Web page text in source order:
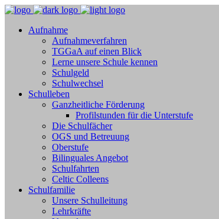
Aufnahme
Aufnahmeverfahren
TGGaA auf einen Blick
Lerne unsere Schule kennen
Schulgeld
Schulwechsel
Schulleben
Ganzheitliche Förderung
Profilstunden für die Unterstufe
Die Schulfächer
OGS und Betreuung
Oberstufe
Bilinguales Angebot
Schulfahrten
Celtic Colleens
Schulfamilie
Unsere Schulleitung
Lehrkräfte